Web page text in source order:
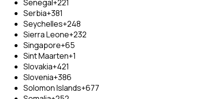
Senegal+221
Serbia+381
Seychelles+248
Sierra Leone+232
Singapore+65
Sint Maarten+1
Slovakia+421
Slovenia+386
Solomon Islands+677